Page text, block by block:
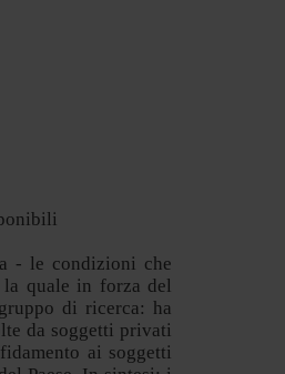
- le condizioni che
la quale in forza del
di ricerca: ha
da soggetti privati
ai soggetti